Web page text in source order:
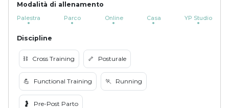
Modalità di allenamento
Palestra Parco Online Casa YP Studio
Discipline
⛓️ Cross Training 🦴 Posturale
💪 Functional Training 🏃 Running
🤰 Pre-Post Parto